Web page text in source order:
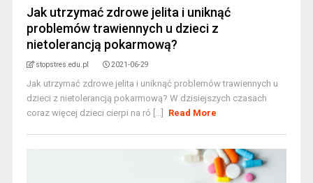
Jak utrzymać zdrowe jelita i uniknąć
problemów trawiennych u dzieci z
nietolerancją pokarmową?
stopstres.edu.pl 2021-06-29
Jak utrzymać zdrowe jelita i uniknąć problemów trawiennych u
dzieci z nietolerancją pokarmową? W dzisiejszych czasach
coraz więcej dzieci cierpi na ró [...]
Read More